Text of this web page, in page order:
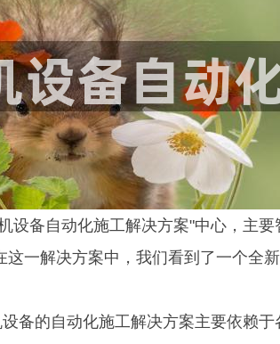
设备自动化施工解决方案"中心，主
一解决方案中，我们看到了一个全
备的自动化施工解决方案主要依赖